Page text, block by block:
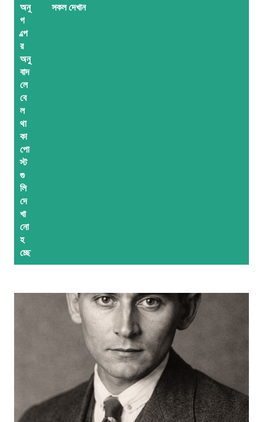
অনু
গ
ল্পে
র
অনু
বাদ
লে
বে
ল
থা
কা
পো
স্ট
গু
লি
দে
খা
নো
হ
চ্ছে
সকল দেখান